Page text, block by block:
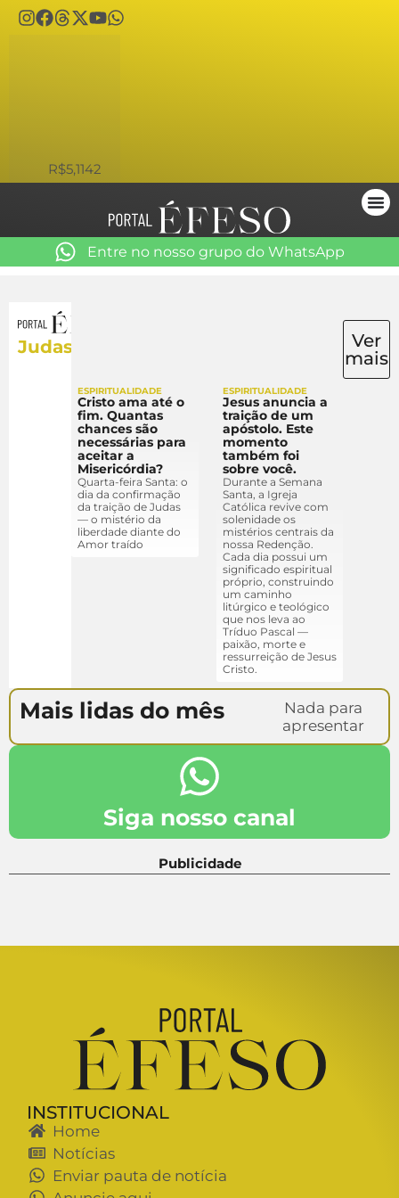
R$5,1142
Entre no nosso grupo do WhatsApp
Judas
ESPIRITUALIDADE
Cristo ama até o
fim. Quantas
chances são
necessárias para
aceitar a
Misericórdia?
Quarta-feira Santa: o
dia da confirmação
da traição de Judas
— o mistério da
liberdade diante do
Amor traído
ESPIRITUALIDADE
Jesus anuncia a
traição de um
apóstolo. Este
momento
também foi
sobre você.
Durante a Semana
Santa, a Igreja
Católica revive com
solenidade os
mistérios centrais da
nossa Redenção.
Cada dia possui um
significado espiritual
próprio, construindo
um caminho
litúrgico e teológico
que nos leva ao
Tríduo Pascal —
paixão, morte e
ressurreição de Jesus
Cristo.
Ver
mais
Mais lidas do mês
Nada para
apresentar
Siga nosso canal
Publicidade
INSTITUCIONAL
Home
Notícias
Enviar pauta de notícia